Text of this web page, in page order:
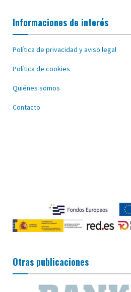
Informaciones de interés
Política de privacidad y aviso legal
Política de cookies
Quiénes somos
Contacto
Otras publicaciones